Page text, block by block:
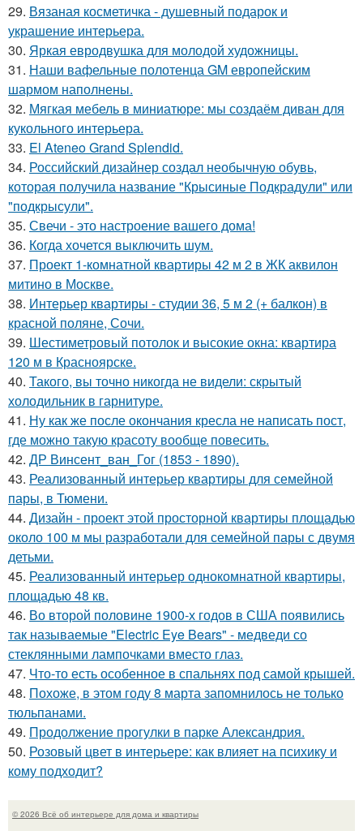
29. Вязаная косметичка - душевный подарок и
украшение интерьера.
30. Яркая евродвушка для молодой художницы.
31. Наши вафельные полотенца GM европейским
шармом наполнены.
32. Мягкая мебель в миниатюре: мы создаём диван для
кукольного интерьера.
33. El Ateneo Grand Splendid.
34. Российский дизайнер создал необычную обувь,
которая получила название "Крысиные Подкрадули" или
"подкрысули".
35. Свечи - это настроение вашего дома!
36. Когда хочется выключить шум.
37. Проект 1-комнатной квартиры 42 м 2 в ЖК аквилон
митино в Москве.
38. Интерьер квартиры - студии 36, 5 м 2 (+ балкон) в
красной поляне, Сочи.
39. Шестиметровый потолок и высокие окна: квартира
120 м в Красноярске.
40. Такого, вы точно никогда не видели: скрытый
холодильник в гарнитуре.
41. Ну как же после окончания кресла не написать пост,
где можно такую красоту вообще повесить.
42. ДР Винсент_ван_Гог (1853 - 1890).
43. Реализованный интерьер квартиры для семейной
пары, в Тюмени.
44. Дизайн - проект этой просторной квартиры площадью
около 100 м мы разработали для семейной пары с двумя
детьми.
45. Реализованный интерьер однокомнатной квартиры,
площадью 48 кв.
46. Во второй половине 1900-х годов в США появились
так называемые "Electric Eye Bears" - медведи со
стеклянными лампочками вместо глаз.
47. Что-то есть особенное в спальнях под самой крышей.
48. Похоже, в этом году 8 марта запомнилось не только
тюльпанами.
49. Продолжение прогулки в парке Александрия.
50. Розовый цвет в интерьере: как влияет на психику и
кому подходит?
© 2026 Всё об интерьере для дома и квартиры